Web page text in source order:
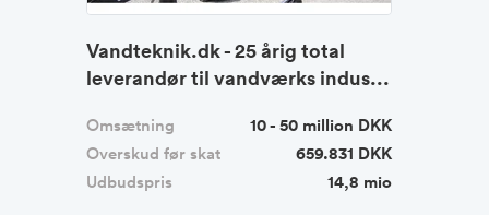
Vandteknik.dk - 25 årig total
leverandør til vandværks indus...
Omsætning
10 - 50 million DKK
Overskud før skat
659.831 DKK
Udbudspris
14,8 mio